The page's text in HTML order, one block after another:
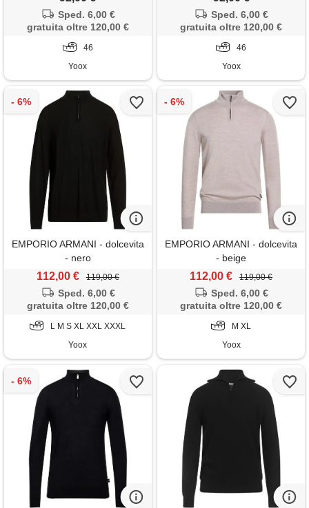
Sped. 6,00 €
gratuita oltre 120,00 €
46
Yoox
Sped. 6,00 €
gratuita oltre 120,00 €
46
Yoox
EMPORIO ARMANI - dolcevita
- nero
112,00 € 119,00 €
Sped. 6,00 €
gratuita oltre 120,00 €
L M S XL XXL XXXL
Yoox
EMPORIO ARMANI - dolcevita
- beige
112,00 € 119,00 €
Sped. 6,00 €
gratuita oltre 120,00 €
M XL
Yoox